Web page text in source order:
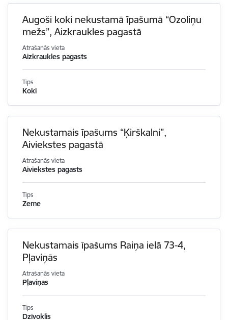
Augoši koki nekustamā īpašumā “Ozoliņu
mežs”, Aizkraukles pagastā
Atrašanās vieta
Aizkraukles pagasts
Tips
Koki
Nekustamais īpašums “Ķirškalni”,
Aiviekstes pagastā
Atrašanās vieta
Aiviekstes pagasts
Tips
Zeme
Nekustamais īpašums Raiņa ielā 73-4,
Pļaviņās
Atrašanās vieta
Pļaviņas
Tips
Dzīvoklis